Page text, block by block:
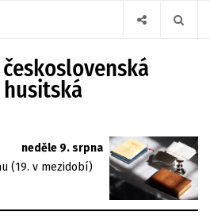
neděle 9. srpna
(19. v mezidobí)